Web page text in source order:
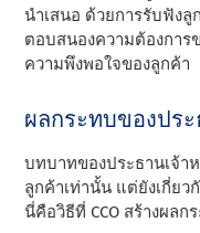
นําเสนอ ด้วยการรับฟังลู
ตอบสนองความต้องการ
ความพึงพอใจของลูกค้า
ผลกระทบของปร
บทบาทของประธานเจ้า
ลูกค้าเท่านั้น แต่ยังเกี่ย
นี่คือวิธีที่ CCO สร้างผลก